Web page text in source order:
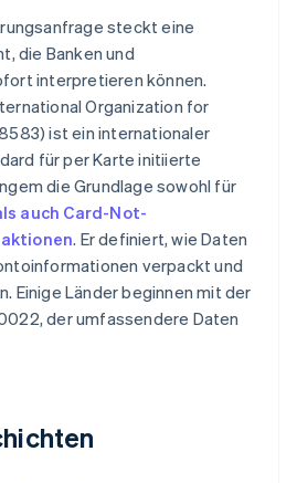
steckt eine
die Banken und
interpretieren können.
Organization for
ist ein internationaler
für per Karte initiierte
die Grundlage sowohl für
auch Card-Not-
. Er definiert, wie Daten
verpackt und
Einige Länder beginnen mit der
der umfassendere Daten